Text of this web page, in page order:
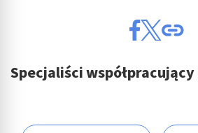
Specjaliści